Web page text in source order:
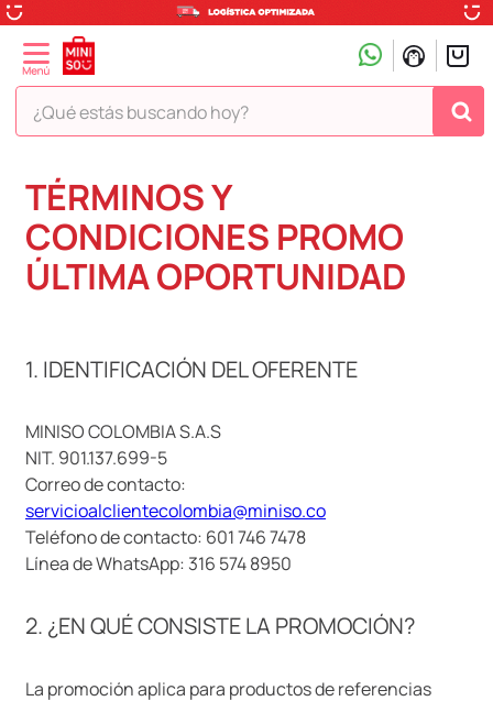
¿Qué estás buscando hoy?
TÉRMINOS Y
CONDICIONES PROMO
ÚLTIMA OPORTUNIDAD
1. IDENTIFICACIÓN DEL OFERENTE
MINISO COLOMBIA S.A.S
NIT. 901.137.699-5
Correo de contacto:
servicioalclientecolombia@miniso.co
Teléfono de contacto: 601 746 7478
Línea de WhatsApp: 316 574 8950
2. ¿EN QUÉ CONSISTE LA PROMOCIÓN?
La promoción aplica para productos de referencias
TÉRMINOS MÁS BUSCADOS
1.
peluche
2.
hello kitty
3.
snoopy
5
termo
7.
termos
8.
toy story
9.
llaveros
10. one piece